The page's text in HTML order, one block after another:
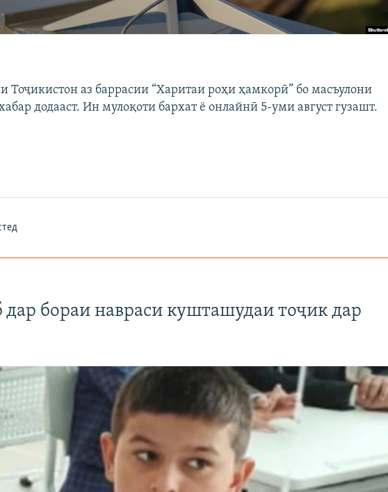
Тоҷикистон аз баррасии “Харитаи роҳи ҳамкорӣ” бо масъулони
додааст. Ин мулоқоти бархат ё онлайнӣ 5-уми август гузашт.
бораи навраси кушташудаи тоҷик дар